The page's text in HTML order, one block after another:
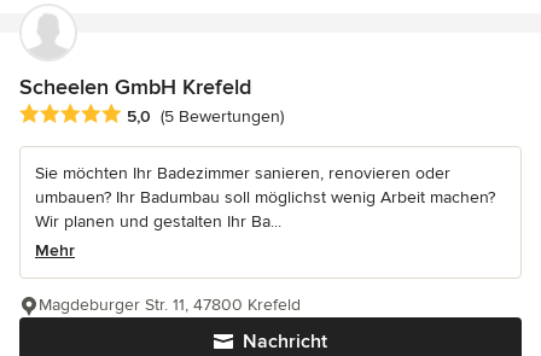
Scheelen GmbH Krefeld
Durchschnittliche Bewertung: 5 von 5 Sternen
5,0 (5 Bewertungen)
Sie möchten Ihr Badezimmer sanieren, renovieren oder
umbauen? Ihr Badumbau soll möglichst wenig Arbeit machen?
Wir planen und gestalten Ihr Ba...
Mehr
Nachricht
Magdeburger Str. 11, 47800 Krefeld